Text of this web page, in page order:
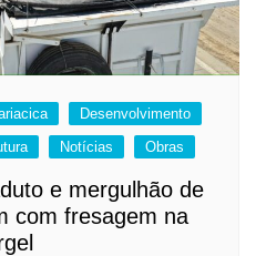
Desenvolvimento
Notícias Obras
e mergulhão de
com fresagem na